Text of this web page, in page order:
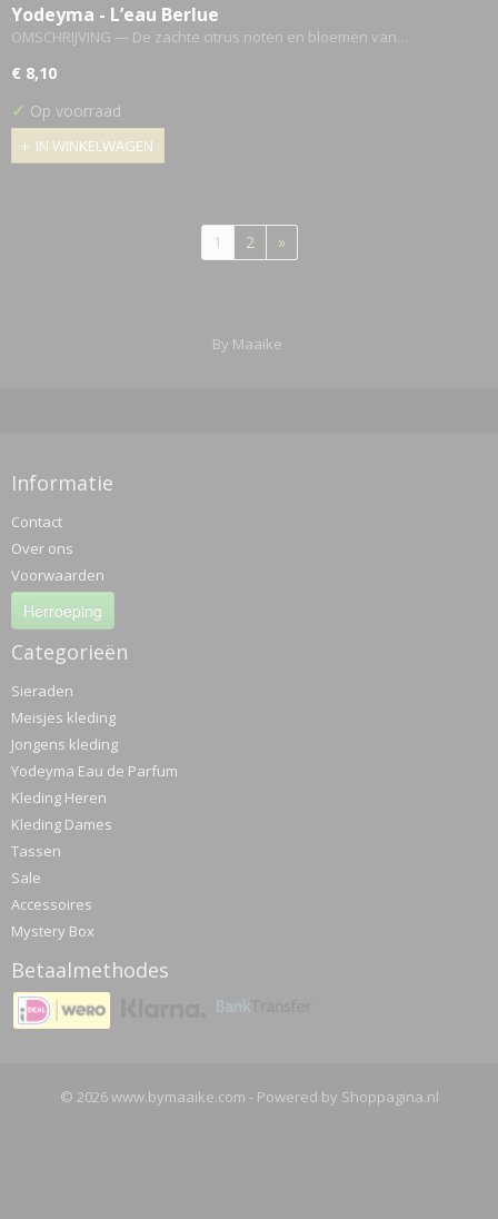
Yodeyma - L’eau Berlue
OMSCHRIJVING — De zachte citrus noten en bloemen van…
€ 8,10
✓ Op voorraad
IN WINKELWAGEN
1 2 »
By Maaike
Informatie
Contact
Over ons
Voorwaarden
Herroeping
Categorieën
Sieraden
Meisjes kleding
Jongens kleding
Yodeyma Eau de Parfum
Kleding Heren
Kleding Dames
Tassen
Sale
Accessoires
Mystery Box
Betaalmethodes
© 2026 www.bymaaike.com - Powered by Shoppagina.nl